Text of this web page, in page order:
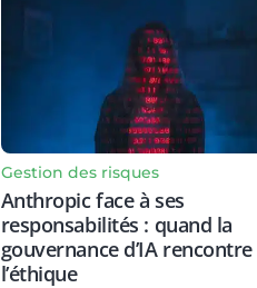
Gestion des risques
Anthropic face à ses
responsabilités : quand la
gouvernance d’IA rencontre
l’éthique